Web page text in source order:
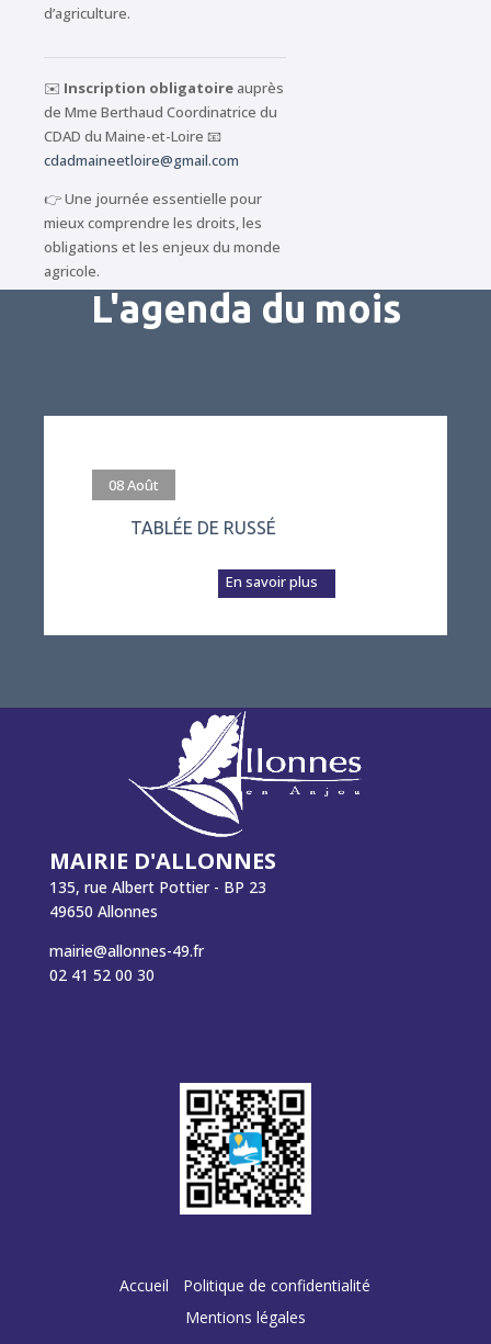
d’agriculture.
✉️ Inscription obligatoire auprès
de Mme Berthaud Coordinatrice du
CDAD du Maine-et-Loire 📧
cdadmaineetloire@gmail.com
👉 Une journée essentielle pour
mieux comprendre les droits, les
obligations et les enjeux du monde
agricole.
L'agenda du mois
08Août
TABLÉE DE RUSSÉ
En savoir plus
MAIRIE D'ALLONNES
135, rue Albert Pottier - BP 23
49650 Allonnes
mairie@allonnes-49.fr
02 41 52 00 30
Accueil
Politique de confidentialité
Mentions légales